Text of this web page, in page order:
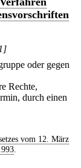
oder gegen
Rechte,
durch einen
vom 12. März